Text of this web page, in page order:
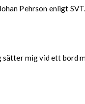
Pehrson enligt SVT.
mig vid ett bord